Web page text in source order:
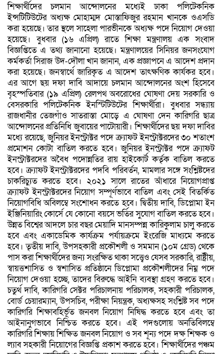
শিক্ষার্থীদের চলমান আন্দোলনের মধ্যেই ঢাকা পলিটেকনিক
ইন্সটিটিউটের অধ্যক্ষ মোহাম্মদ মোস্তাফিজুর রহমান খানকে ওএসডি
করা হয়েছে। তার স্থলে সাহেলা পারভীনকে অধ্যক্ষ পদে নিয়োগ দেওয়া
হয়েছে। বুধবার (১৬ এপ্রিল) রাতে শিক্ষা মন্ত্রণালয় এক সংবাদ
বিজ্ঞপ্তিতে এ তথ্য জানানো হয়েছে। মন্ত্রণালয়ের সিনিয়র জনসংযোগ
কর্মকর্তা সিরাজ উদ-দৌলা খান জানান, এক প্রজ্ঞাপনে এ আদেশ প্রদান
করা হয়েছে। জনস্বার্থে জারিকৃত এ আদেশ তাৎক্ষণিক কার্যকর হবে।
এর আগে ছয় দফা দাবি আদায়ে চলমান আন্দোলনের অংশ হিসেবে
বৃহস্পতিবার (১৯ এপ্রিল) রেলপথ অবরোধের ঘোষণা দেয় সরকারি ও
বেসরকারি পলিটেকনিক ইনস্টিটিউটের শিক্ষার্থীরা। বুধবার সন্ধ্যায়
রাজধানীর তেজগাঁও সাতরাস্তা মোড়ে এ ঘোষণা দেন কারিগরি ছাত্র
আন্দোলনের প্রতিনিধি জুবায়ের পাটোয়ারী। শিক্ষার্থীদের ছয় দফা দাবির
মধ্যে রয়েছে, জুনিয়র ইনস্ট্রাক্টর পদে ক্র্যাফট ইনস্ট্রাক্টরদের ৩০ শতাংশ
প্রমোশন কোটা বাতিল করতে হবে। জুনিয়র ইনস্ট্রাক্টর পদে ক্র্যাফট
ইনস্ট্রাক্টরদের অবৈধ পদোন্নতির রায় হাইকোর্ট কর্তৃক বাতিল করতে
হবে। ক্র্যাফট ইনস্ট্রাক্টরদের পদবি পরিবর্তন, মামলার সঙ্গে সংশ্লিষ্টদের
চাকরিচ্যুত করতে হবে। ২০২১ সালে রাতের আঁধারে নিয়োগপ্রাপ্ত
ক্র্যাফট ইনস্ট্রাক্টরদের নিয়োগ সম্পূর্ণভাবে বাতিল এবং সেই বিতর্কিত
নিয়োগবিধি অবিলম্বে সংশোধন করতে হবে। দ্বিতীয় দাবি, ডিপ্লোমা ইন
ইঞ্জিনিয়ারিং কোর্সে যে কোনো বয়সে ভর্তির সুযোগ বাতিল করতে হবে।
উন্নত বিশ্বের আদলে চার বছর মেয়াদি মানসম্পন্ন কারিকুলাম চালু করতে
হবে এবং একাডেমিক কার্যক্রম পর্যায়ক্রমে ইংরেজি মাধ্যমে করতে
হবে। তৃতীয় দাবি, উপসহকারী প্রকৌশলী ও সমমান (১০ম গ্রেড) থেকে
পাস করা শিক্ষার্থীদের জন্য সংরক্ষিত থাকা সত্ত্বেও যেসব সরকারি, রাষ্ট্রীয়,
স্বায়ত্তশাসিত ও স্বশাসিত প্রতিষ্ঠানে ডিপ্লোমা প্রকৌশলীদের নিম্ন পদে
নিয়োগ দেওয়া হচ্ছে, তাদের বিরুদ্ধে আইনি ব্যবস্থা গ্রহণ করতে হবে।
চতুর্থ দাবি, কারিগরি সেক্টর পরিচালনায় পরিচালক, সহকারী পরিচালক,
বোর্ড চেয়ারম্যান, উপসচিব, পরীক্ষা নিয়ন্ত্রক, অধ্যক্ষসহ সংশ্লিষ্ট সব পদে
কারিগরি শিক্ষাবহির্ভূত জনবল নিয়োগ নিষিদ্ধ করতে হবে এবং তা
আইনানুগভাবে নিশ্চিত করতে হবে। এই পদগুলোয় অনতিবিলম্বে
কারিগরি শিক্ষায় শিক্ষিত জনবল নিয়োগ ও সব শূন্য পদে দক্ষ শিক্ষক ও
ল্যাব সহকারী নিয়োগের বিজ্ঞপ্তি প্রকাশ করতে হবে। শিক্ষার্থীদের পঞ্চম